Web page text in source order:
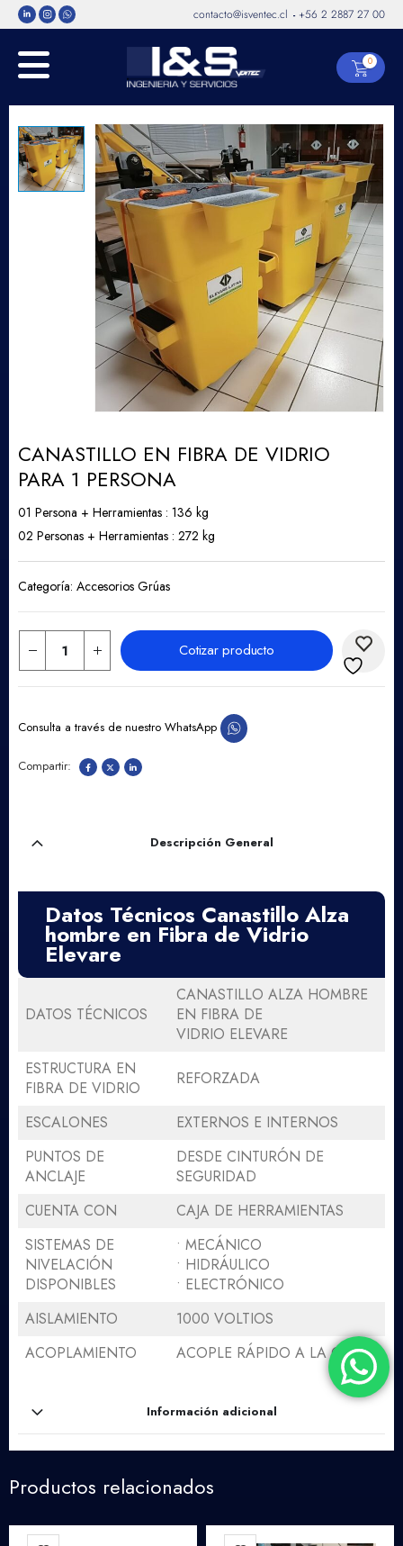
contacto@isventec.cl - +56 2 2887 27 00
0
CANASTILLO EN FIBRA DE VIDRIO
PARA 1 PERSONA
01 Persona + Herramientas : 136 kg
02 Personas + Herramientas : 272 kg
Categoría: Accesorios Grúas
Cotizar producto
Consulta a través de nuestro WhatsApp
Descripción General
Datos Técnicos Canastillo Alza
hombre en Fibra de Vidrio
Elevare
DATOS TÉCNICOS
CANASTILLO ALZA HOMBRE
EN FIBRA DE
VIDRIO ELEVARE
ESTRUCTURA EN
FIBRA DE VIDRIO
REFORZADA
ESCALONES
EXTERNOS E INTERNOS
PUNTOS DE
ANCLAJE
DESDE CINTURÓN DE
SEGURIDAD
CUENTA CON
CAJA DE HERRAMIENTAS
SISTEMAS DE
NIVELACIÓN
DISPONIBLES
• MECÁNICO
• HIDRÁULICO
• ELECTRÓNICO
AISLAMIENTO
1000 VOLTIOS
ACOPLAMIENTO
ACOPLE RÁPIDO A LA GRÚA
Información adicional
Productos relacionados